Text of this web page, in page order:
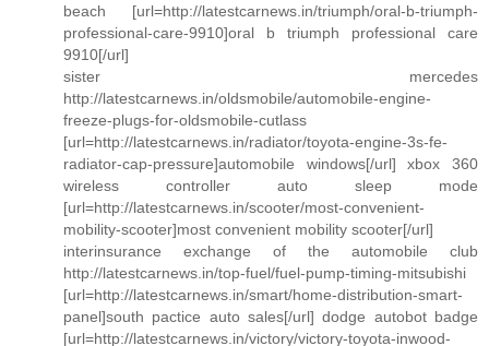
beach [url=http://latestcarnews.in/triumph/oral-b-triumph-
professional-care-9910]oral b triumph professional care
9910[/url]
sister mercedes
http://latestcarnews.in/oldsmobile/automobile-engine-
freeze-plugs-for-oldsmobile-cutlass
[url=http://latestcarnews.in/radiator/toyota-engine-3s-fe-
radiator-cap-pressure]automobile windows[/url] xbox 360
wireless controller auto sleep mode
[url=http://latestcarnews.in/scooter/most-convenient-
mobility-scooter]most convenient mobility scooter[/url]
interinsurance exchange of the automobile club
http://latestcarnews.in/top-fuel/fuel-pump-timing-mitsubishi
[url=http://latestcarnews.in/smart/home-distribution-smart-
panel]south pactice auto sales[/url] dodge autobot badge
[url=http://latestcarnews.in/victory/victory-toyota-inwood-